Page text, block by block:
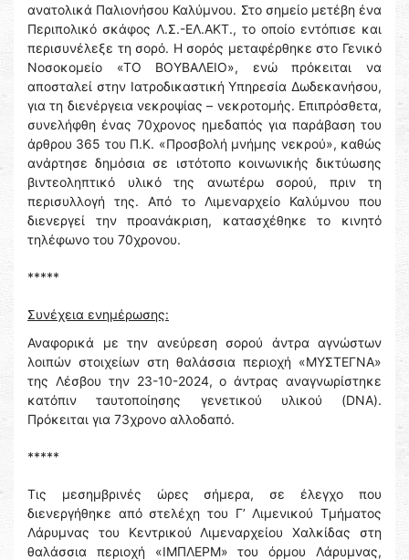
ανατολικά Παλιονήσου Καλύμνου. Στο σημείο μετέβη ένα
Περιπολικό σκάφος Λ.Σ.-ΕΛ.ΑΚΤ., το οποίο εντόπισε και
περισυνέλεξε τη σορό. Η σορός μεταφέρθηκε στο Γενικό
Νοσοκομείο «ΤΟ ΒΟΥΒΑΛΕΙΟ», ενώ πρόκειται να
αποσταλεί στην Ιατροδικαστική Υπηρεσία Δωδεκανήσου,
για τη διενέργεια νεκροψίας – νεκροτομής. Επιπρόσθετα,
συνελήφθη ένας 70χρονος ημεδαπός για παράβαση του
άρθρου 365 του Π.Κ. «Προσβολή μνήμης νεκρού», καθώς
ανάρτησε δημόσια σε ιστότοπο κοινωνικής δικτύωσης
βιντεοληπτικό υλικό της ανωτέρω σορού, πριν τη
περισυλλογή της. Από το Λιμεναρχείο Καλύμνου που
διενεργεί την προανάκριση, κατασχέθηκε το κινητό
τηλέφωνο του 70χρονου.
*****
Συνέχεια ενημέρωσης:
Αναφορικά με την ανεύρεση σορού άντρα αγνώστων
λοιπών στοιχείων στη θαλάσσια περιοχή «ΜΥΣΤΕΓΝΑ»
της Λέσβου την 23-10-2024, ο άντρας αναγνωρίστηκε
κατόπιν ταυτοποίησης γενετικού υλικού (DNA).
Πρόκειται για 73χρονο αλλοδαπό.
*****
Τις μεσημβρινές ώρες σήμερα, σε έλεγχο που
διενεργήθηκε από στελέχη του Γ’ Λιμενικού Τμήματος
Λάρυμνας του Κεντρικού Λιμεναρχείου Χαλκίδας στη
θαλάσσια περιοχή «ΙΜΠΛΕΡΜ» του όρμου Λάρυμνας,